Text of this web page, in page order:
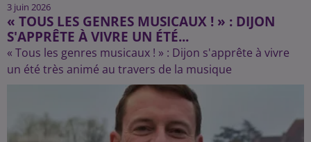
3 juin 2026
« TOUS LES GENRES MUSICAUX ! » : DIJON
S'APPRÊTE À VIVRE UN ÉTÉ...
« Tous les genres musicaux ! » : Dijon s'apprête à vivre
un été très animé au travers de la musique